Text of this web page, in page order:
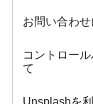
お問い合わ
コントロー
て
Unsplashを